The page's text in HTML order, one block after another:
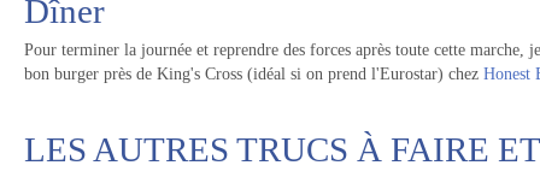
Dîner
Pour terminer la journée et reprendre des forces après toute cette marche,
bon burger près de King's Cross (idéal si on prend l'Eurostar) chez Honest
LES AUTRES TRUCS À FAIRE